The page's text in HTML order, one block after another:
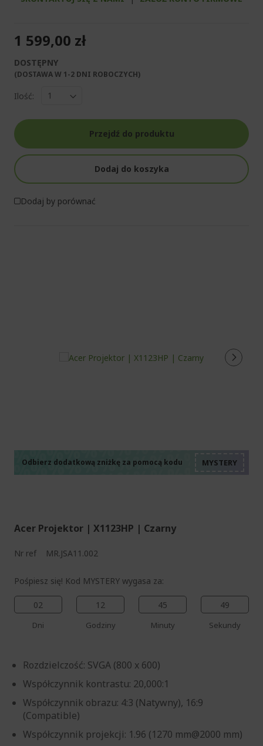
1 599,00 zł
DOSTĘPNY
(DOSTAWA W 1-2 DNI ROBOCZYCH)​
Ilość:
Przejdź do produktu
Dodaj do koszyka
Dodaj by porównać
Odbierz dodatkową zniżkę za pomocą kodu
Acer Projektor | X1123HP | Czarny
Nr ref MR.JSA11.002
Pośpiesz się! Kod MYSTERY wygasa za:
02
Dni
12
Godziny
45
Minuty
48
Sekundy
Rozdzielczość: SVGA (800 x 600)
Współczynnik kontrastu: 20,000:1
Współczynnik obrazu: 4:3 (Natywny), 16:9
(Compatible)
Współczynnik projekcji: 1.96 (1270 mm@2000 mm)